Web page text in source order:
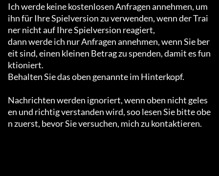
Ich werde keine kostenlosen Anfragen annehmen, um
ihn für Ihre Spielversion zu verwenden, wenn der Trai
ner nicht auf Ihre Spielversion reagiert,
dann werde ich nur Anfragen annehmen, wenn Sie ber
eit sind, einen kleinen Betrag zu spenden, damit es fun
ktioniert.
Behalten Sie das oben genannte im Hinterkopf.
Nachrichten werden ignoriert, wenn oben nicht geles
en und richtig verstanden wird, soo lesen Sie bitte obe
n zuerst, bevor Sie versuchen, mich zu kontaktieren.